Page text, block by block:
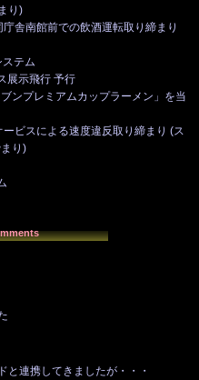
り)
舎南館前での飲酒運転取り締まり
テム
展示飛行 予行
ンプレミアムカップラーメン」を当
ビスによる速度違反取り締まり (ス
り)
と連携してきましたが・・・